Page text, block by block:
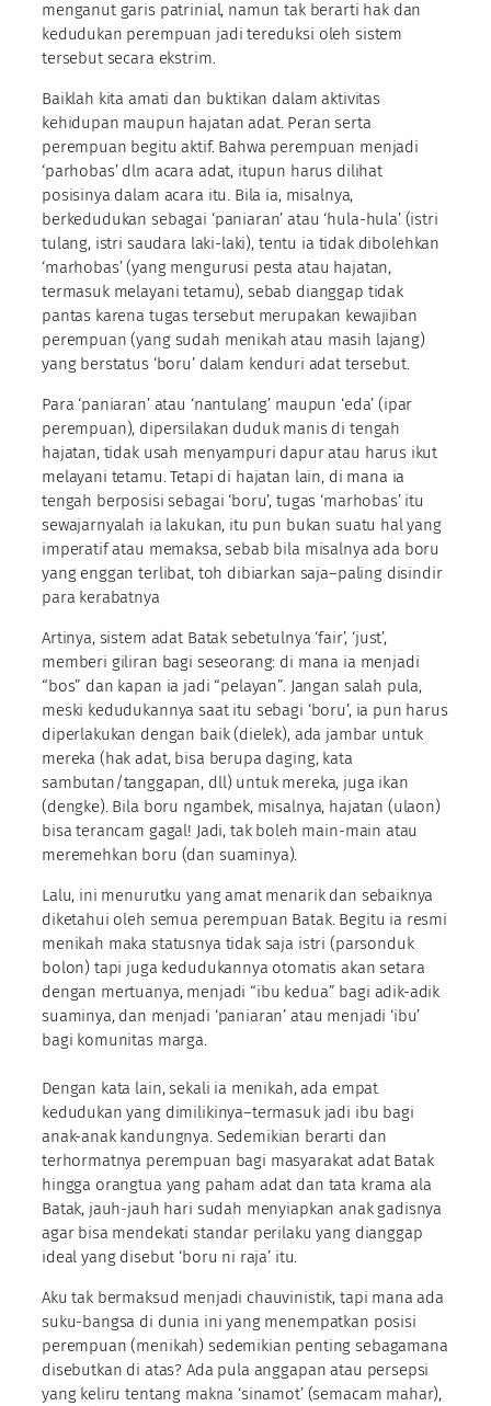
menganut garis patrinial, namun tak berarti hak dan
kedudukan perempuan jadi tereduksi oleh sistem
tersebut secara ekstrim.
Baiklah kita amati dan buktikan dalam aktivitas
kehidupan maupun hajatan adat. Peran serta
perempuan begitu aktif. Bahwa perempuan menjadi
‘parhobas’ dlm acara adat, itupun harus dilihat
posisinya dalam acara itu. Bila ia, misalnya,
berkedudukan sebagai ‘paniaran’ atau ‘hula-hula’ (istri
tulang, istri saudara laki-laki), tentu ia tidak dibolehkan
‘marhobas’ (yang mengurusi pesta atau hajatan,
termasuk melayani tetamu), sebab dianggap tidak
pantas karena tugas tersebut merupakan kewajiban
perempuan (yang sudah menikah atau masih lajang)
yang berstatus ‘boru’ dalam kenduri adat tersebut.
Para ‘paniaran’ atau ‘nantulang’ maupun ‘eda’ (ipar
perempuan), dipersilakan duduk manis di tengah
hajatan, tidak usah menyampuri dapur atau harus ikut
melayani tetamu. Tetapi di hajatan lain, di mana ia
tengah berposisi sebagai ‘boru’, tugas ‘marhobas’ itu
sewajarnyalah ia lakukan, itu pun bukan suatu hal yang
imperatif atau memaksa, sebab bila misalnya ada boru
yang enggan terlibat, toh dibiarkan saja–paling disindir
para kerabatnya
Artinya, sistem adat Batak sebetulnya ‘fair’, ‘just’,
memberi giliran bagi seseorang: di mana ia menjadi
“bos” dan kapan ia jadi “pelayan”. Jangan salah pula,
meski kedudukannya saat itu sebagi ‘boru’, ia pun harus
diperlakukan dengan baik (dielek), ada jambar untuk
mereka (hak adat, bisa berupa daging, kata
sambutan/tanggapan, dll) untuk mereka, juga ikan
(dengke). Bila boru ngambek, misalnya, hajatan (ulaon)
bisa terancam gagal! Jadi, tak boleh main-main atau
meremehkan boru (dan suaminya).
Lalu, ini menurutku yang amat menarik dan sebaiknya
diketahui oleh semua perempuan Batak. Begitu ia resmi
menikah maka statusnya tidak saja istri (parsonduk
bolon) tapi juga kedudukannya otomatis akan setara
dengan mertuanya, menjadi “ibu kedua” bagi adik-adik
suaminya, dan menjadi ‘paniaran’ atau menjadi ‘ibu’
bagi komunitas marga.
Dengan kata lain, sekali ia menikah, ada empat
kedudukan yang dimilikinya–termasuk jadi ibu bagi
anak-anak kandungnya. Sedemikian berarti dan
terhormatnya perempuan bagi masyarakat adat Batak
hingga orangtua yang paham adat dan tata krama ala
Batak, jauh-jauh hari sudah menyiapkan anak gadisnya
agar bisa mendekati standar perilaku yang dianggap
ideal yang disebut ‘boru ni raja’ itu.
Aku tak bermaksud menjadi chauvinistik, tapi mana ada
suku-bangsa di dunia ini yang menempatkan posisi
perempuan (menikah) sedemikian penting sebagamana
disebutkan di atas? Ada pula anggapan atau persepsi
yang keliru tentang makna ‘sinamot’ (semacam mahar),